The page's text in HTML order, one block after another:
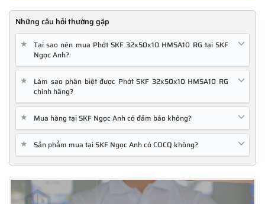
Những câu hỏi thường gặp
★
Tại sao nên mua Phớt SKF 32x50x10 HMSA10 RG tại SKF
Ngọc Anh?
★
Làm sao phân biệt được Phớt SKF 32x50x10 HMSA10 RG
chính hãng?
★ Mua hàng tại SKF Ngọc Anh có đảm bảo không?
★ Sản phẩm mua tại SKF Ngọc Anh có COCQ không?